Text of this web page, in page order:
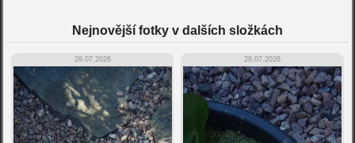
Nejnovější fotky v dalších složkách
29.07.2026 29.07.2026